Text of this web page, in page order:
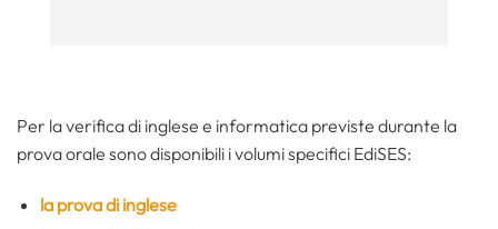
Per la verifica di inglese e informatica previste durante la
prova orale sono disponibili i volumi specifici EdiSES:
la prova di inglese